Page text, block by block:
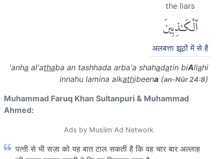
the liars
ٱلْكَٰذِبِينَ
अलबत्ता झूठों में से है
'anha al'athaba an tashhada arba'a shahadatin biAllahi
innahu lamina alkathibeena (an-Nūr 24:8)
Muhammad Faruq Khan Sultanpuri & Muhammad
Ahmed:
Ads by Muslim Ad Network
पत्ऩी से भी सज़ा को यह बात टाल सकती है कि वह चार बार अल्लाह